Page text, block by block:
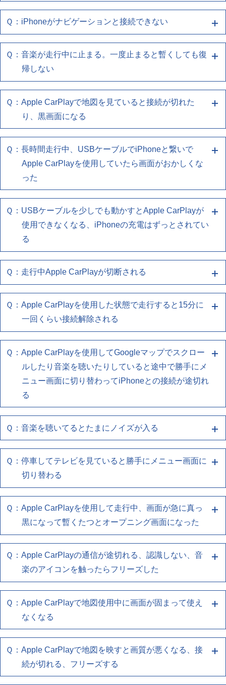
いか確認してください
・iPhoneのCarPlay設定で、ナビゲーションとの接続
を再度登録しなおしてください
・複数の機器登録をしている場合、切り替わっていな
いか確認してください
・Wi-FiやBluetoothが本機と接続されているかをご確
認ください
(無線でお使いのお客様)
・iPhoneのCarPlay設定で、ナビゲーションとの接続
を再度登録しなおしてください
・複数の機器登録をしている場合、切り替わっていな
いか確認してください
・使用しているケーブルがスマートフォン同梱品、も
しくはUSB認証取得済み品であるか確認してくださ
(有線でお使いのお客様)
・Wi-FiやBluetoothが本機と接続されているかをご確
認ください
(無線でお使いのお客様)
・iPhoneのCarPlay設定で、ナビゲーションとの接続
を再度登録しなおしてください
・複数の機器登録をしている場合、切り替わっていな
いか確認してください
・お使いのスマートフォンの再起動をしてください
ートに正しく接続されているか確認してください
・使用しているケーブルがスマートフォン同梱品、も
しくはUSB認証取得済み品であるか確認してくださ
(有線でお使いのお客様)
・Wi-FiやBluetoothが本機と接続されているかをご確
認ください
(無線でお使いのお客様)
・iPhoneのCarPlay設定で、ナビゲーションとの接続
を再度登録しなおしてください
・複数の機器登録をしている場合、切り替わっていな
いか確認してください
試しください
下記の確認をお願いします
・お使いのスマートフォンの再起動をしてください
・お使いのUSBケーブルがスマートフォンとUSBポ
・使用しているケーブルがスマートフォン同梱品、も
しくはUSB認証取得済み品であるか確認してくださ
い
(有線でお使いのお客様)
・Wi-FiやBluetoothが本機と接続されているかをご確
認ください
・iPhoneのCarPlay設定で、ナビゲーションとの接続
を再度登録しなおしてください
・複数の機器登録をしている場合、切り替わっていな
いか確認してください
Ａ４ ナビゲーションを再起動してください
エンジン(ACC)を切ってから再度起動させても同様の
症状の場合は、販売店へご相談ください
Ｑ：iPhoneがナビゲーションと接続できない
Ａ１ 端末との再接続、端末/ナビの再起動をお
試しください
・お使いのスマートフォンの再起動をしてください
・お使いのUSBケーブルがスマートフォンとUSBポ
ートに正しく接続されているか確認してください
(有線でお使いのお客様)
・Wi-FiやBluetoothが本機と接続されているかをご確
認ください
(無線でお使いのお客様)
・iPhoneのCarPlay設定で、ナビゲーションとの接続
・複数の機器登録をしている場合、切り替わっていな
いか確認してください
Ｑ：音楽が走行中に止まる。一度止まると暫くしても復
帰しない
Ａ５ USB全般のトラブルシュートを参照くだ
さい
欄を参照ください
Ｑ：Apple CarPlayで地図を見ていると接続が切れた
り、黒画面になる
Ａ１ 端末との再接続、端末/ナビの再起動をお
試しください
下記の確認をお願いします
・お使いのスマートフォンの再起動をしてください
・お使いのUSBケーブルがスマートフォンとUSBポ
ートに正しく接続されているか確認してください
・使用しているケーブルがスマートフォン同梱品、も
しくはUSB認証取得済み品であるか確認してくださ
(有線でお使いのお客様)
・Wi-FiやBluetoothが本機と接続されているかをご確
(無線でお使いのお客様)
・iPhoneのCarPlay設定で、ナビゲーションとの接続
を再度登録しなおしてください
・複数の機器登録をしている場合、切り替わっていな
Ｑ：長時間走行中、USBケーブルでiPhoneと繋いで
Apple CarPlayを使用していたら画面がおかしくな
った
Ａ１ 端末との再接続、端末/ナビの再起動をお
試しください
下記の確認をお願いします
・お使いのスマートフォンの再起動をしてください
・お使いのUSBケーブルがスマートフォンとUSBポ
ートに正しく接続されているか確認してください
・使用しているケーブルがスマートフォン同梱品、も
い
(有線でお使いのお客様)
・Wi-FiやBluetoothが本機と接続されているかをご確
認ください
(無線でお使いのお客様)
・iPhoneのCarPlay設定で、ナビゲーションとの接続
・複数の機器登録をしている場合、切り替わっていな
いか確認してください
Ｑ：USBケーブルを少しでも動かすとApple CarPlayが
使用できなくなる、iPhoneの充電はずっとされてい
る
Ａ１ 端末との再接続、端末/ナビの再起動をお
試しください
下記の確認をお願いします
・お使いのスマートフォンの再起動をしてください
・お使いのUSBケーブルがスマートフォンとUSBポ
ートに正しく接続されているか確認してください
・使用しているケーブルがスマートフォン同梱品、も
(有線でお使いのお客様)
・Wi-FiやBluetoothが本機と接続されているかをご確
認ください
(無線でお使いのお客様)
を再度登録しなおしてください
・複数の機器登録をしている場合、切り替わっていな
いか確認してください
Ｑ：走行中Apple CarPlayが切断される
Ａ１ 端末との再接続、端末/ナビの再起動をお
試しください
・お使いのスマートフォンの再起動をしてください
・お使いのUSBケーブルがスマートフォンとUSBポ
ートに正しく接続されているか確認してください
・使用しているケーブルがスマートフォン同梱品、も
しくはUSB認証取得済み品であるか確認してくださ
(有線でお使いのお客様)
・Wi-FiやBluetoothが本機と接続されているかをご確
(無線でお使いのお客様)
・iPhoneのCarPlay設定で、ナビゲーションとの接続
・複数の機器登録をしている場合、切り替わっていな
いか確認してください
Ｑ：Apple CarPlayを使用した状態で走行すると15分に
一回くらい接続解除される
Ａ１ 端末との再接続、端末/ナビの再起動をお
試しください
下記の確認をお願いします
・お使いのUSBケーブルがスマートフォンとUSBポ
ートに正しく接続されているか確認してください
・使用しているケーブルがスマートフォン同梱品、も
しくはUSB認証取得済み品であるか確認してくださ
(有線でお使いのお客様)
・Wi-FiやBluetoothが本機と接続されているかをご確
(無線でお使いのお客様)
・iPhoneのCarPlay設定で、ナビゲーションとの接続
・複数の機器登録をしている場合、切り替わっていな
いか確認してください
Ｑ：Apple CarPlayを使用してGoogleマップでスクロー
ルしたり音楽を聴いたりしていると途中で勝手にメ
ニュー画面に切り替わってiPhoneとの接続が途切れ
る
Ａ１ 端末との再接続、端末/ナビの再起動をお
試しください
下記の確認をお願いします
・お使いのスマートフォンの再起動をしてください
・お使いのUSBケーブルがスマートフォンとUSBポ
ートに正しく接続されているか確認してください
しくはUSB認証取得済み品であるか確認してくださ
い
・Wi-FiやBluetoothが本機と接続されているかをご確
認ください
・iPhoneのCarPlay設定で、ナビゲーションとの接続
を再度登録しなおしてください
・複数の機器登録をしている場合、切り替わっていな
いか確認してください
Ｑ：音楽を聴いてるとたまにノイズが入る
Ａ１ 端末との再接続、端末/ナビの再起動をお
試しください
・お使いのスマートフォンの再起動をしてください
・お使いのUSBケーブルがスマートフォンとUSBポ
ートに正しく接続されているか確認してください
い
(有線でお使いのお客様)
認ください
(無線でお使いのお客様)
Ｑ：停車してテレビを見ていると勝手にメニュー画面に
切り替わる
Ａ４ ナビゲーションを再起動してください
症状の場合は、販売店へご相談ください
Ｑ：Apple CarPlayを使用して走行中、画面が急に真っ
黒になって暫くたつとオープニング画面になった
Ａ４ ナビゲーションを再起動してください
症状の場合は、販売店へご相談ください
Ｑ：Apple CarPlayの通信が途切れる、認識しない、音
楽のアイコンを触ったらフリーズした
Ａ４ ナビゲーションを再起動してください
症状の場合は、販売店へご相談ください
Ｑ：Apple CarPlayで地図使用中に画面が固まって使え
なくなる
Ａ１ 端末との再接続、端末/ナビの再起動をお
試しください
Ｑ：Apple CarPlayで地図を映すと画質が悪くなる、接
続が切れる、フリーズする